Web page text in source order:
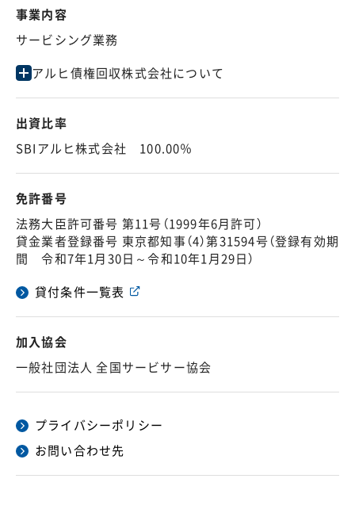
事業内容
サービシング業務
アルヒ債権回収株式会社について
出資比率
SBIアルヒ株式会社 100.00％
免許番号
法務大臣許可番号 第11号（1999年6月許可）
貸金業者登録番号 東京都知事（4）第31594号（登録有効期
間 令和7年1月30日～令和10年1月29日）
貸付条件一覧表
加入協会
一般社団法人 全国サービサー協会
プライバシーポリシー
お問い合わせ先